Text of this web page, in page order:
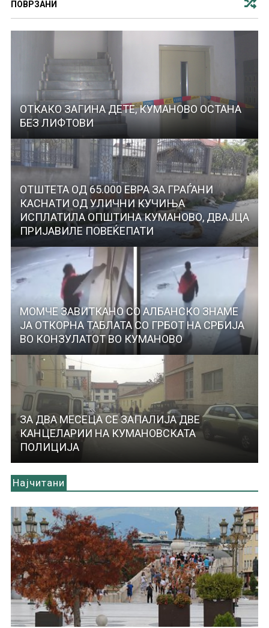
ПОВРЗАНИ
ОТКАКО ЗАГИНА ДЕТЕ, КУМАНОВО ОСТАНА
БЕЗ ЛИФТОВИ
ОТШТЕТА ОД 65.000 ЕВРА ЗА ГРАЃАНИ
КАСНAТИ ОД УЛИЧНИ КУЧИЊА
ИСПЛАТИЛА ОПШТИНА КУМАНОВО, ДВАЈЦА
ПРИЈАВИЛЕ ПОВЕЌЕПАТИ
МОМЧЕ ЗАВИТКАНО СО АЛБАНСКО ЗНАМЕ
ЈА ОТКОРНА ТАБЛАТА СО ГРБОТ НА СРБИЈА
ВО КОНЗУЛАТОТ ВО КУМАНОВО
ЗА ДВА МЕСЕЦА СЕ ЗАПАЛИЈА ДВЕ
КАНЦЕЛАРИИ НА КУМАНОВСКАТА
ПОЛИЦИЈА
Најчитани